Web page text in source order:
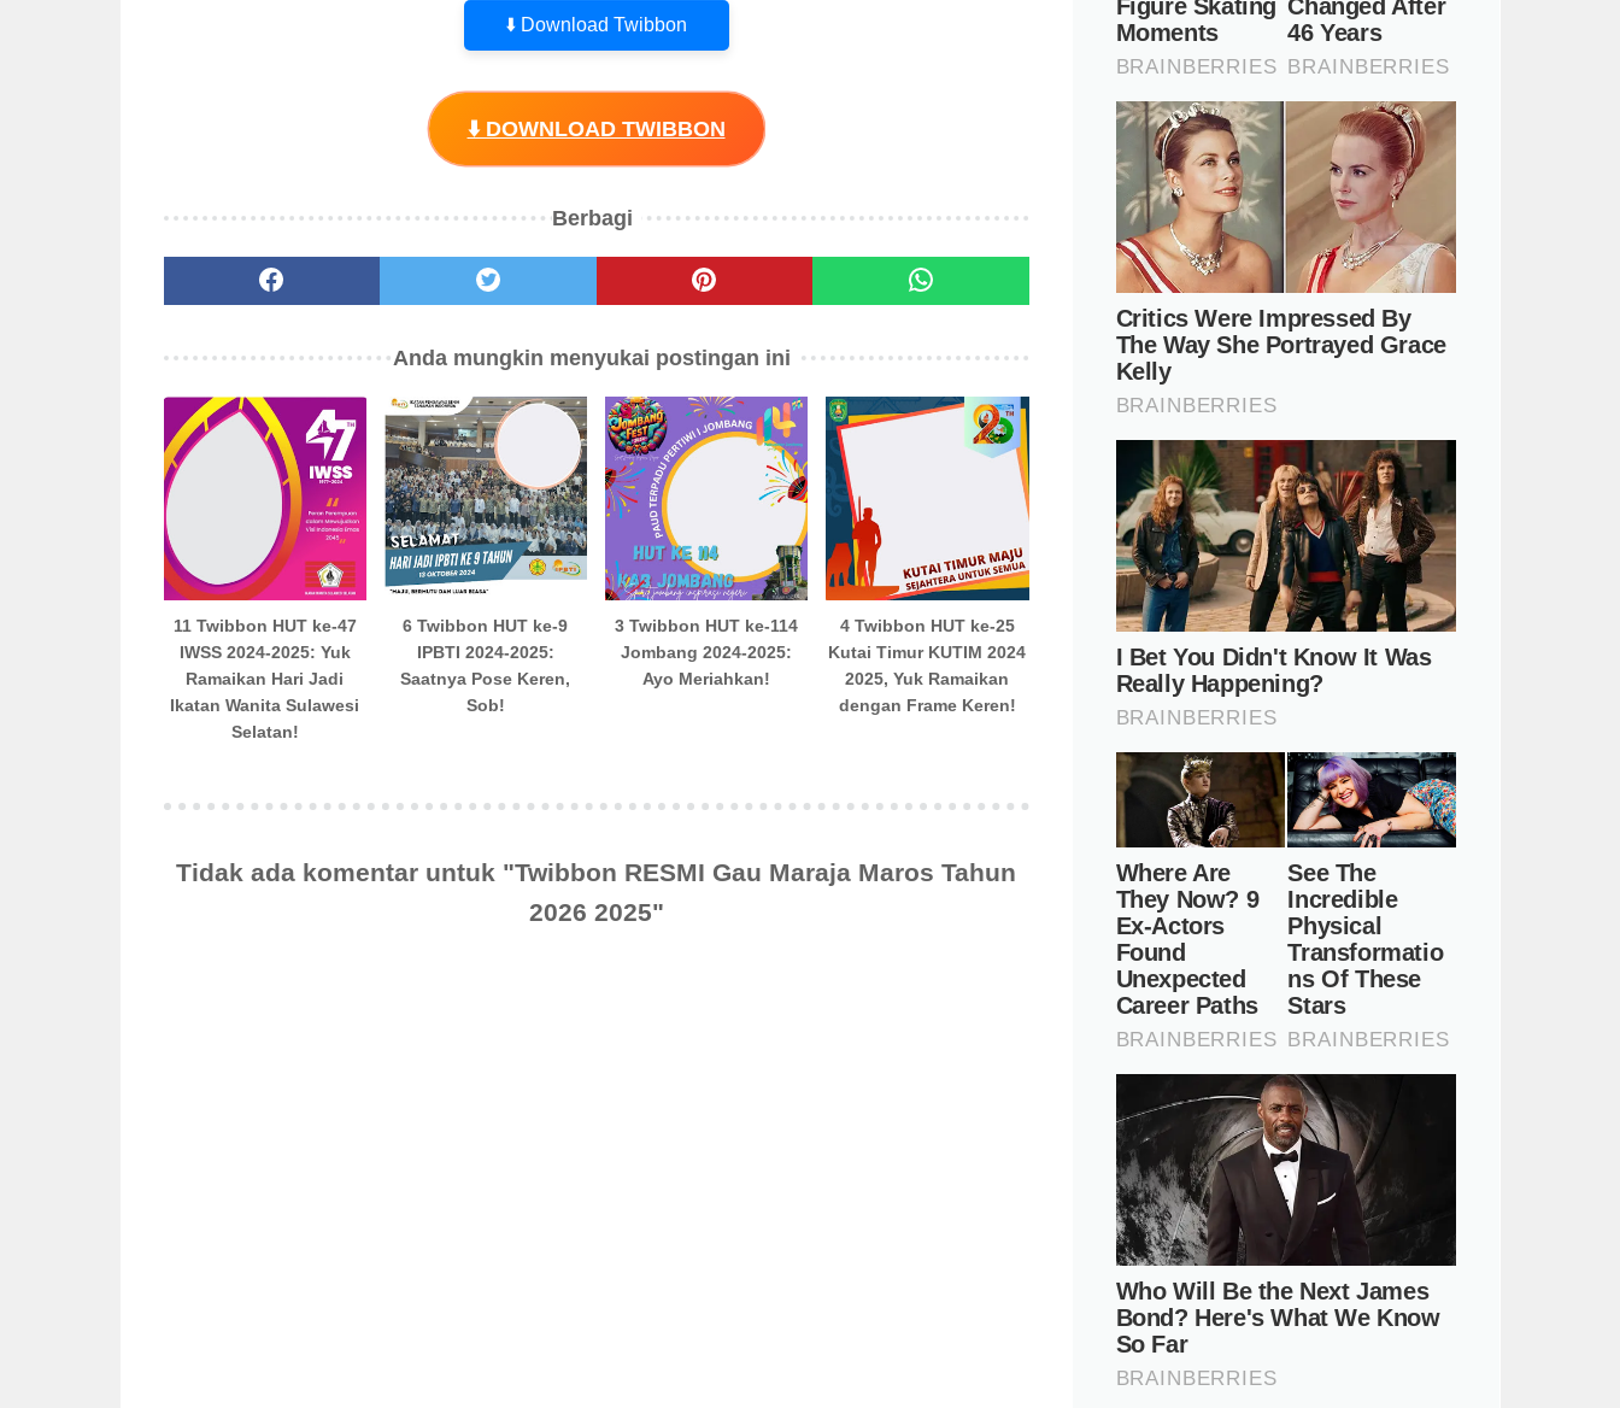
⬇️ Download Twibbon
⬇️ DOWNLOAD TWIBBON
Berbagi
Anda mungkin menyukai postingan ini
11 Twibbon HUT ke-47
IWSS 2024-2025: Yuk
Ramaikan Hari Jadi
Ikatan Wanita Sulawesi
Selatan!
6 Twibbon HUT ke-9
IPBTI 2024-2025:
Saatnya Pose Keren,
Sob!
3 Twibbon HUT ke-114
Jombang 2024-2025:
Ayo Meriahkan!
4 Twibbon HUT ke-25
Kutai Timur KUTIM 2024
2025, Yuk Ramaikan
dengan Frame Keren!
Tidak ada komentar untuk "Twibbon RESMI Gau Maraja Maros Tahun
2026 2025"